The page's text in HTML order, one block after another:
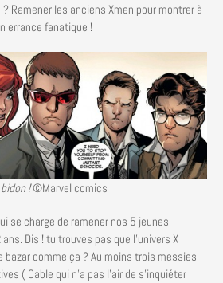
Ramener les anciens Xmen pour montrer à
errance fanatique !
!©Marvel comics
se charge de ramener nos 5 jeunes
Dis ! tu trouves pas que l’univers X
bazar comme ça ? Au moins trois messies
( Cable qui n’a pas l’air de s’inquiéter